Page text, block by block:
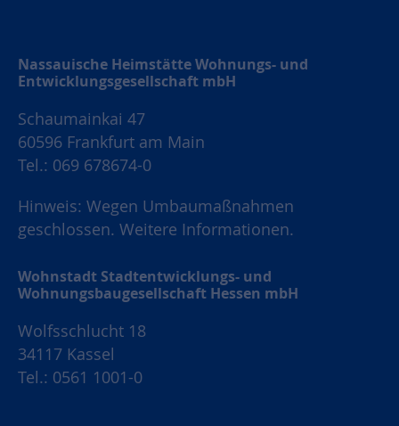
Nassauische Heimstätte Wohnungs- und
Entwicklungsgesellschaft mbH
Schaumainkai 47
60596 Frankfurt am Main
Tel.: 069 678674-0
Hinweis: Wegen Umbaumaßnahmen
geschlossen. Weitere Informationen.
Wohnstadt Stadtentwicklungs- und
Wohnungsbaugesellschaft Hessen mbH
Wolfsschlucht 18
34117 Kassel
Tel.: 0561 1001-0